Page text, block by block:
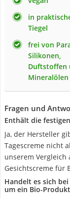
in
Tiegel
frei von
Silikonen,
Duftstoffen
Mineralölen
Fragen und
Enthält die
Ja, der Hersteller
Tagescreme nicht
unserem Vergleich
Gesichtscreme für
Handelt es sich
um ein Bio-